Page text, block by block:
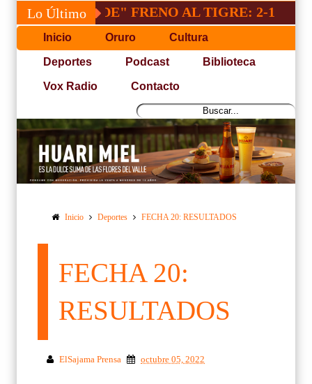
Lo Último
"INDE" FRENO AL TIGRE: 2-1
Inicio Oruro Cultura
Deportes Podcast Biblioteca
Vox Radio Contacto
Inicio Deportes FECHA 20: RESULTADOS
FECHA 20:
RESULTADOS
ElSajama Prensa octubre 05, 2022